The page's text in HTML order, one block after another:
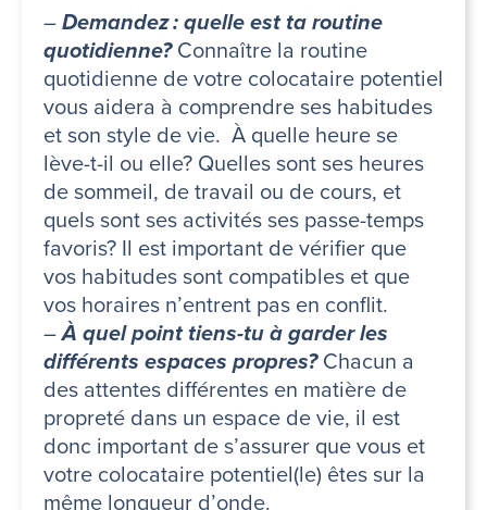
–Demandez : quelle est ta routine
quotidienne?Connaître la routine
quotidienne de votre colocataire potentiel
vous aidera à comprendre ses habitudes
et son style de vie. À quelle heure se
lève-t-il ou elle? Quelles sont ses heures
de sommeil, de travail ou de cours, et
quels sont ses activités ses passe-temps
favoris? Il est important de vérifier que
vos habitudes sont compatibles et que
vos horaires n’entrent pas en conflit.
–À quel point tiens-tu à garder les
différents espaces propres? Chacun a
des attentes différentes en matière de
propreté dans un espace de vie, il est
donc important de s’assurer que vous et
votre colocataire potentiel(le) êtes sur la
même longueur d’onde.